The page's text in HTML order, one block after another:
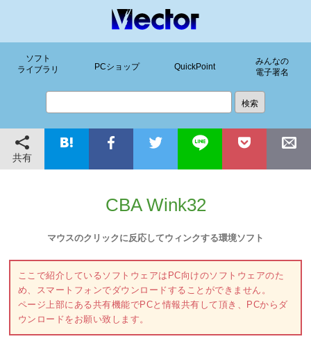
ソフト
ライブラリ
PCショップ QuickPoint
みんなの
電子署名
共有
CBA Wink32
マウスのクリックに反応してウィンクする環境ソフト
ここで紹介しているソフトウェアはPC向けのソフトウェアのた
め、スマートフォンでダウンロードすることができません。
ページ上部にある共有機能でPCと情報共有して頂き、PCからダ
ウンロードをお願い致します。